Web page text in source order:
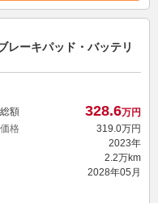
レーキパッド・バッテリ
額 328.6万円
格
319. 0万円
2023年
2.2万km
2028年05月